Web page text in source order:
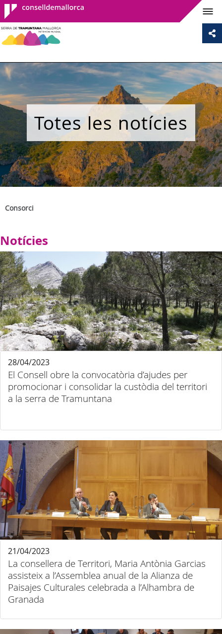
Consell de
Mallorca
Totes les notícies
Consorci
Notícies
El Consell obre la convocatòria d’ajudes per
promocionar i consolidar la custòdia del territori
a la serra de Tramuntana
28/04/2023
La consellera de Territori, Maria Antònia Garcias
assisteix a l’Assemblea anual de la Alianza de
Paisajes Culturales celebrada a l’Alhambra de
Granada
21/04/2023